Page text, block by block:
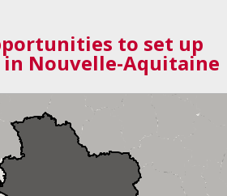
to set up
Nouvelle-Aquitaine